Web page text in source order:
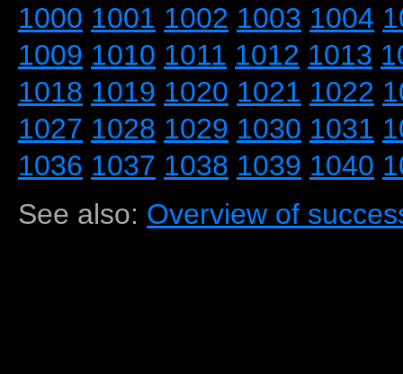
1000 1001 1002 1003 1004
1009 1010 1011 1012 1013
1018 1019 1020 1021 1022
1027 1028 1029 1030 1031
1036 1037 1038 1039 1040
See also: Overview of